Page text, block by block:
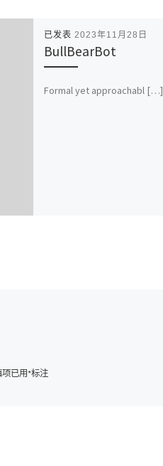
已发表 2023年11月28日
BullBearBot
Formal yet approachabl […]
项已用*标注